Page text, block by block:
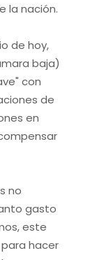
la nación.
de hoy,
baja)
con
de
en
no
gasto
este
hacer